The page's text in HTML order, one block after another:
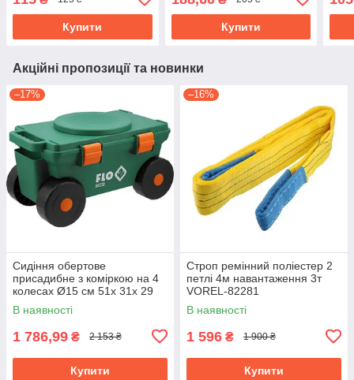
Купити
419503
Купити
Акційні пропозиції та новинки
–17%
Сидіння обертове
присадибне з коміркою на 4
колесах Ø15 см 51х 31х 29
см, для навантаж.- 80 кгFLO-
90230
В наявності
1 786,99 ₴ 2 153 ₴
Купити
–16%
Строп ремінний поліестер 2
петлі 4м навантаження 3т
VOREL-82281
В наявності
1 596 ₴ 1 900 ₴
Купити